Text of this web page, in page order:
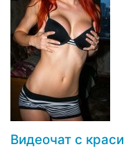
Видеочат с